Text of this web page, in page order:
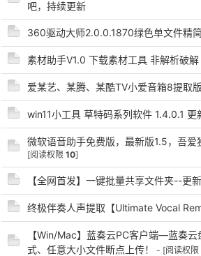
吧，持续更新
360驱动大师2.0.0.1870绿色单文件精
素材助手V1.0 下载素材工具 非解析破解
爱某艺、某腾、某酷TV小爱音箱8提取
win11小工具 草特码系列软件 1.4.0.1
微软语音助手免费版，最新版1.5，吾爱
[阅读权限 10]
【全网首发】一键批量共享文件夹--更
终极伴奏人声提取【Ultimate Vocal
【Win/Mac】蓝奏云PC客户端—蓝奏
式、任意大小文件断点上传！
- [阅读权限